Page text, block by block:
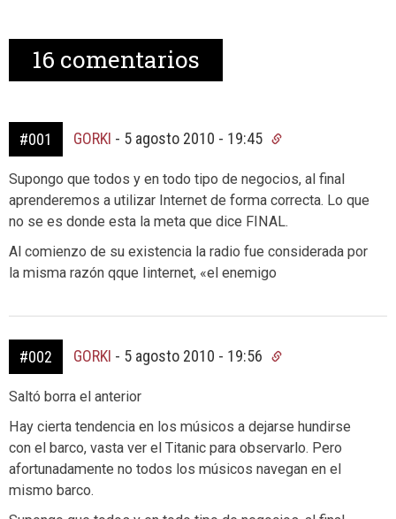
16 comentarios
#001 GORKI - 5 agosto 2010 - 19:45
Supongo que todos y en todo tipo de negocios, al final
aprenderemos a utilizar Internet de forma correcta. Lo que
no se es donde esta la meta que dice FINAL.
Al comienzo de su existencia la radio fue considerada por
la misma razón qque Iinternet, «el enemigo
#002 GORKI - 5 agosto 2010 - 19:56
Saltó borra el anterior
Hay cierta tendencia en los músicos a dejarse hundirse
con el barco, vasta ver el Titanic para observarlo. Pero
afortunadamente no todos los músicos navegan en el
mismo barco.